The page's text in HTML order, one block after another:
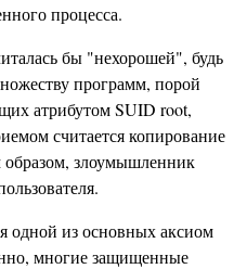
процесса.
бы "нехорошей", будь
программ, порой
атрибутом SUID root,
считается копирование
образом, злоумышленник
одной из основных аксиом
многие защищенные